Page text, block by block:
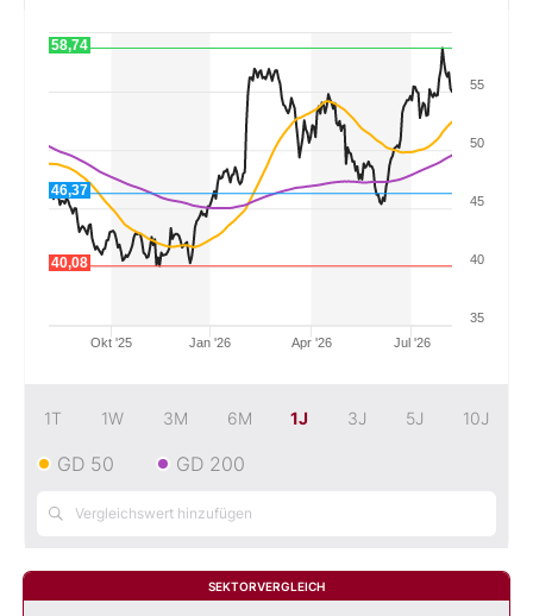
BO-Musterdepots
Experten
Mein B:O
Mein Konto
Jan '26 Jul '26
Okt '25 Apr '26
40
50
35
45
55
46,37
40,08
58,74
1T 1W 3M 6M 1J 3J 5J 10J
GD 50 GD 200
SEKTORVERGLEICH